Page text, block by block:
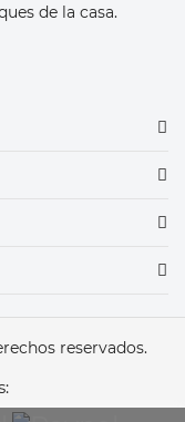
de la casa.
reservados.